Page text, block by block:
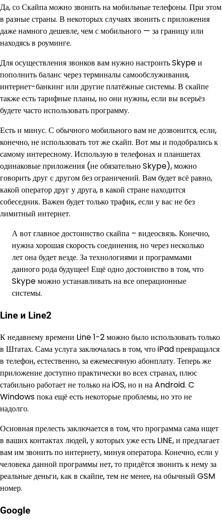
Да, со Скайпа можно звонить на мобильные телефоны. При этом
в разные страны. В некоторых случаях звонить с приложения
даже намного дешевле, чем с мобильного — за границу или
находясь в роуминге.
Для осуществления звонков вам нужно настроить Skype и
пополнить баланс через терминалы самообслуживания,
интернет-банкинг или другие платёжные системы. В скайпе
также есть тарифные планы, но они нужны, если вы всерьёз
будете часто использовать программу.
Есть и минус. С обычного мобильного вам не дозвонится, если,
конечно, не использовать тот же скайп. Вот мы и подобрались к
самому интересному. Использую в телефонах и планшетах
одинаковые приложения (не обязательно Skype), можно
говорить друг с другом без ограничений. Вам будет всё равно,
какой оператор друг у друга, в какой стране находится
собеседник. Важен будет только трафик, если у вас не без
лимитный интернет.
А вот главное достоинство скайпа – видеосвязь. Конечно,
нужна хорошая скорость соединения, но через несколько
лет она будет везде. За технологиями и программами
данного рода будущее! Ещё одно достоинство в том, что
Skype можно устанавливать на все операционные
системы.
Line и Line2
К недавнему времени Line 1-2 можно было использовать только
в Штатах. Сама услуга заключалась в том, что iPad превращался
в телефон, естественно, за ежемесячную абонплату. Теперь же
приложение доступно практически во всех странах, плюс
стабильно работает не только на iOS, но и на Android. C
Windows пока ещё есть некоторые проблемы, но это не
надолго.
Основная прелесть заключается в том, что программа сама ищет
в ваших контактах людей, у которых уже есть LINE, и предлагает
вам им звонить по интернету, минуя оператора. Конечно, если у
человека данной программы нет, то придётся звонить к нему за
реальные деньги, как в скайпе, тем не менее, на обычный GSM
номер.
Google